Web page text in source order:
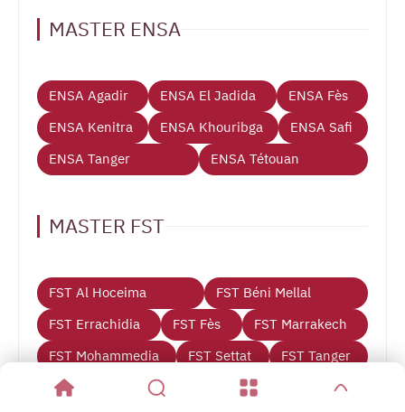
MASTER ENSA
ENSA Agadir ENSA El Jadida
ENSA Fès
ENSA Kenitra
ENSA Khouribga
ENSA Safi
ENSA Tanger
ENSA Tétouan
MASTER FST
FST Al Hoceima
FST Béni Mellal
FST Errachidia
FST Fès
FST Marrakech
FST Mohammedia
FST Settat FST Tanger